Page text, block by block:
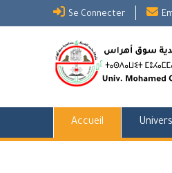
Se Connecter
Accueil